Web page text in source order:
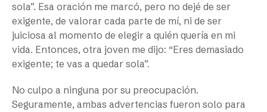
sola”. Esa oración me marcó, pero no dejé de ser
exigente, de valorar cada parte de mí, ni de ser
juiciosa al momento de elegir a quién quería en mi
vida. Entonces, otra joven me dijo: “Eres demasiado
exigente; te vas a quedar sola”.
No culpo a ninguna por su preocupación.
Seguramente, ambas advertencias fueron solo para